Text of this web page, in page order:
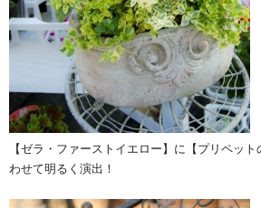
【ゼラ・ファーストイエロー】に【プリペッ
わせて明るく演出！